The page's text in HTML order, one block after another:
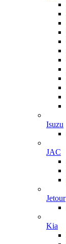
Isuzu
JAC
Jetour
Kia